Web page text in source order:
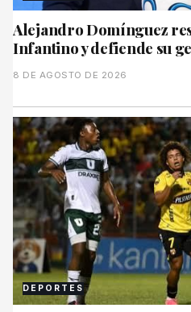
Alejandro Domínguez
Infantino y defiende su
8 DE AGOSTO DE 2026
DEPORTES